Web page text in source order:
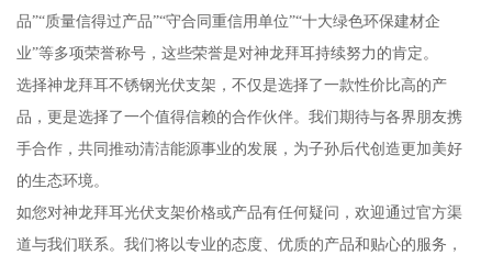
品”“质量信得过产品”“守合同重信用单位”“十大绿色环保建材企
业”等多项荣誉称号，这些荣誉是对神龙拜耳持续努力的肯定。
选择神龙拜耳不锈钢光伏支架，不仅是选择了一款性价比高的产
品，更是选择了一个值得信赖的合作伙伴。我们期待与各界朋友携
手合作，共同推动清洁能源事业的发展，为子孙后代创造更加美好
的生态环境。
如您对神龙拜耳光伏支架价格或产品有任何疑问，欢迎通过官方渠
道与我们联系。我们将以专业的态度、优质的产品和贴心的服务，